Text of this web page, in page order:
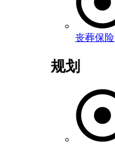
丧葬保险
规划